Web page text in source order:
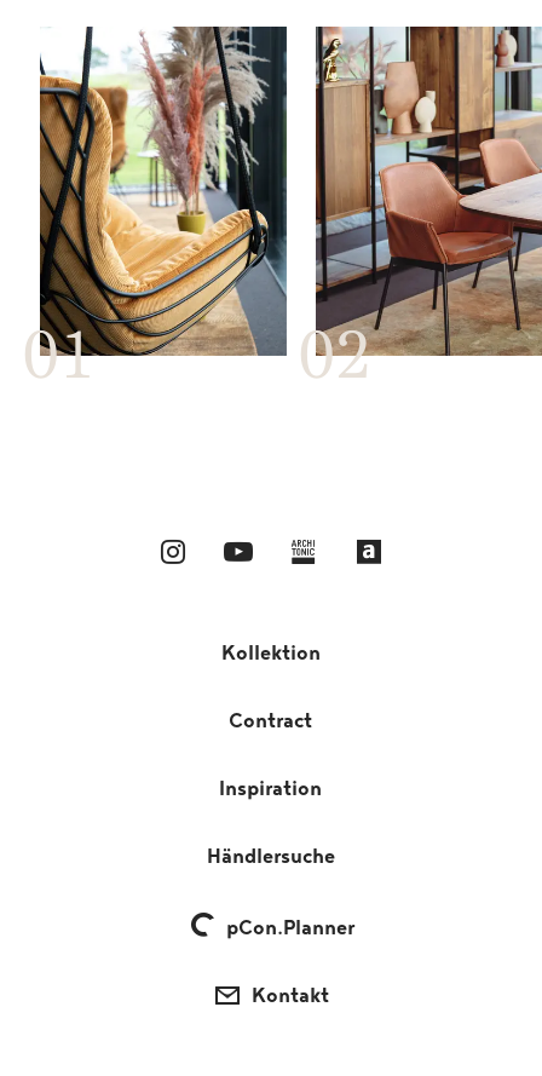
Kollektion
Contract
Inspiration
Händlersuche
pCon.Planner
Kontakt